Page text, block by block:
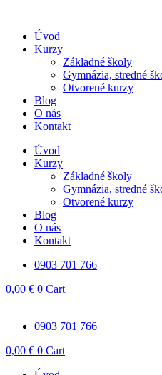
obsah
Úvod
Kurzy
Základné školy
Gymnázia, stredné
Otvorené kurzy
Blog
O nás
Kontakt
Úvod
Kurzy
Základné školy
Gymnázia, stredné
Otvorené kurzy
Blog
O nás
Kontakt
0903 701 766
0,00 € 0 Cart
0903 701 766
0,00 € 0 Cart